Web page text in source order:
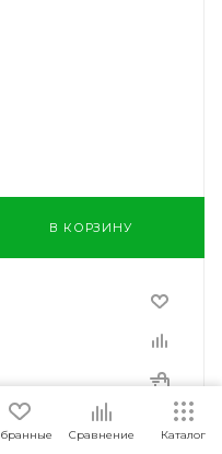
В КОРЗИНУ
Сравнение Каталог